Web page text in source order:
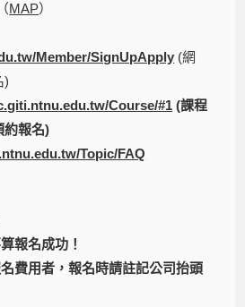
（MAP）
Member/SignUpApply (網
)
Course/#1 (課程
約報名)
Topic/FAQ
報名成功！
費用者，報名時請註記公司抬頭